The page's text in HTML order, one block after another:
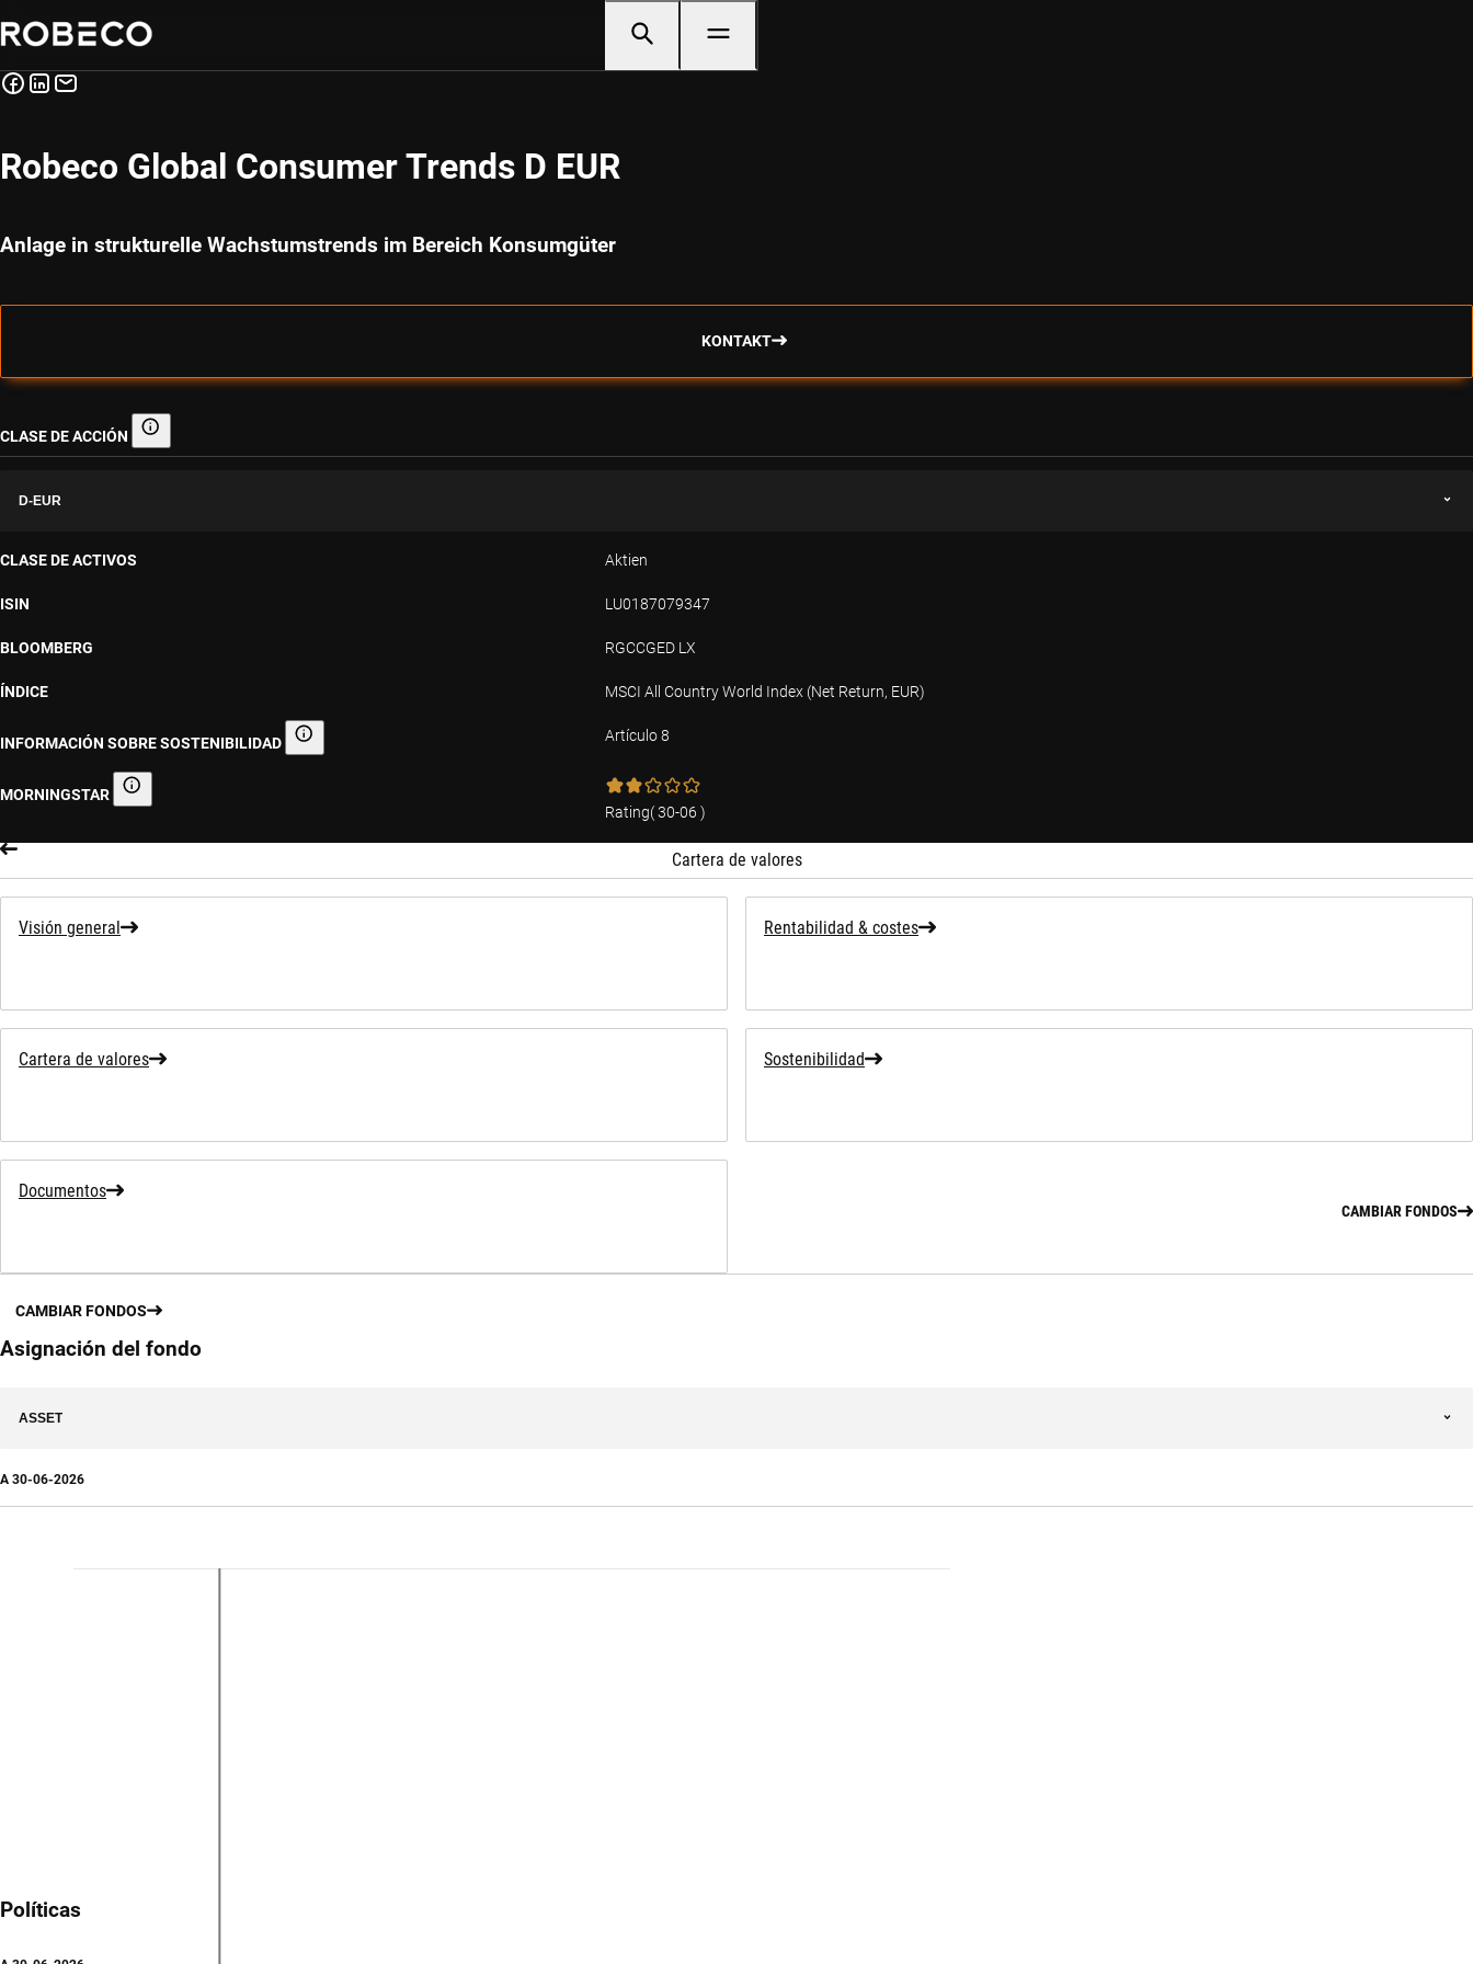
Robeco Global Consumer Trends D EUR
Anlage in strukturelle Wachstumstrends im Bereich Konsumgüter
KONTAKT
CLASE DE ACCIÓN Clase de acción
D-EUR
CLASE DE ACTIVOS Aktien
ISIN LU0187079347
BLOOMBERG RGCCGED LX
ÍNDICE MSCI All Country World Index (Net Return, EUR)
INFORMACIÓN SOBRE SOSTENIBILIDAD Información sobre sostenibilidad Artículo 8
MORNINGSTAR Morningstar
Rating(30-06 )
Cartera de valores
Visión general Rentabilidad & costes
Cartera de valores Sostenibilidad
Documentos
CAMBIAR FONDOS
CAMBIAR FONDOS
Asignación del fondo
ASSET
A 30-06-2026
Políticas